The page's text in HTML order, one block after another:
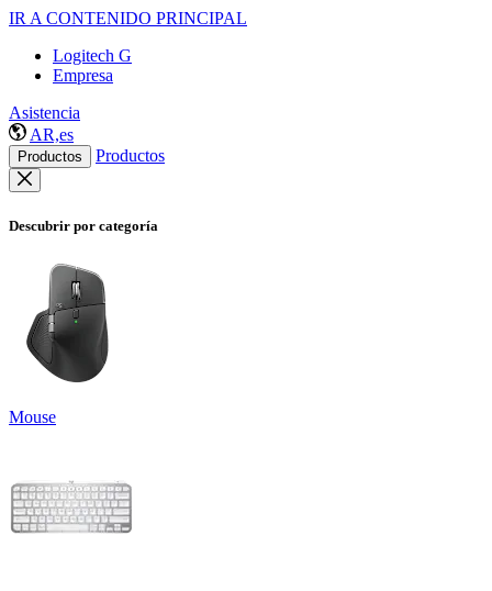
IR A CONTENIDO PRINCIPAL
Logitech G
Empresa
Asistencia
AR,es
Productos Productos
Descubrir por categoría
Mouse